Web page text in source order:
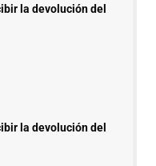
la devolución del
la devolución del